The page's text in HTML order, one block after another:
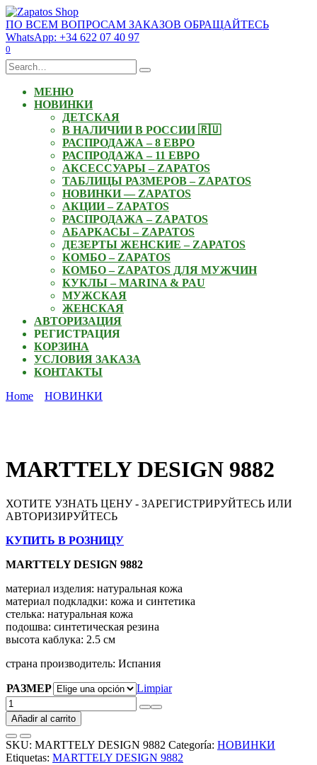
Skip
to
content
ПО ВСЕМ ВОПРОСАМ ЗАКАЗОВ ОБРАЩАЙТЕСЬ
WhatsApp: +34 622 07 40 97
0
Search
for:
МЕНЮ
НОВИНКИ
ДЕТСКАЯ
В НАЛИЧИИ В РОССИИ 🇷🇺
РАСПРОДАЖА – 8 ЕВРО
РАСПРОДАЖА – 11 ЕВРО
АКСЕССУАРЫ – ZAPATOS
ТАБЛИЦЫ РАЗМЕРОВ – ZAPATOS
НОВИНКИ — ZAPATOS
АКЦИИ – ZAPATOS
РАСПРОДАЖА – ZAPATOS
АБАРКАСЫ – ZAPATOS
ДЕЗЕРТЫ ЖЕНСКИЕ – ZAPATOS
КОМБО – ZAPATOS
КОМБО – ZAPATOS ДЛЯ МУЖЧИН
КУКЛЫ – MARINA & PAU
МУЖСКАЯ
ЖЕНСКАЯ
АВТОРИЗАЦИЯ
РЕГИСТРАЦИЯ
КОРЗИНА
УСЛОВИЯ ЗАКАЗА
КОНТАКТЫ
Home
НОВИНКИ
MARTTELY DESIGN 9882
ХОТИТЕ УЗНАТЬ ЦЕНУ - ЗАРЕГИСТРИРУЙТЕСЬ ИЛИ
АВТОРИЗИРУЙТЕСЬ
КУПИТЬ В РОЗНИЦУ
MARTTELY DESIGN 9882
материал изделия: натуральная кожа
материал подкладки: кожа и синтетика
стелька: натуральная кожа
подошва: синтетическая резина
высота каблука: 2.5 см
страна производитель: Испания
РАЗМЕР
Limpiar
MARTTELY
DESIGN
9882
cantidad
Añadir al carrito
SKU: MARTTELY DESIGN 9882 Categoría: НОВИНКИ
Etiquetas: MARTTELY DESIGN 9882